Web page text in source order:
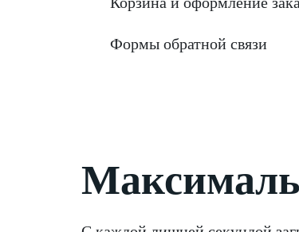
Формы обратной связи